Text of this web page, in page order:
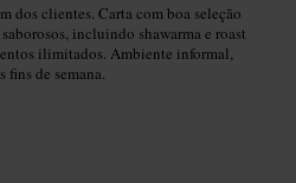
dos clientes. Carta com boa seleção
incluindo shawarma e roast
ilimitados. Ambiente informal,
fins de semana.